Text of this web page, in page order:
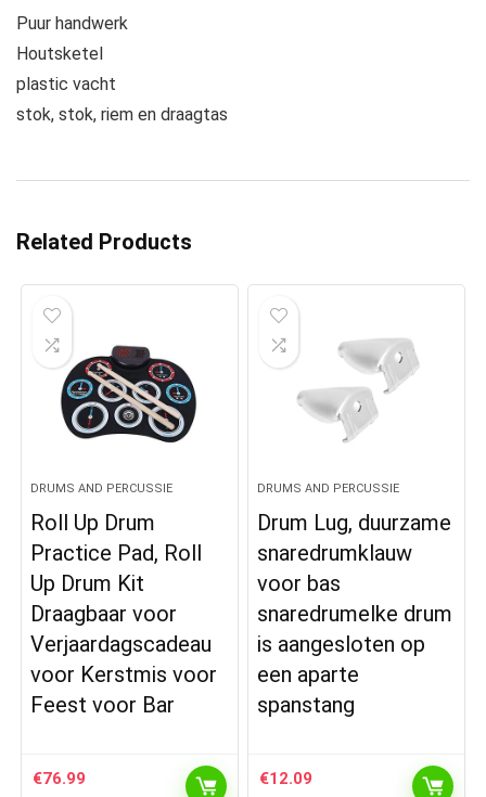
Puur handwerk
Houtsketel
plastic vacht
stok, stok, riem en draagtas
Related Products
DRUMS AND PERCUSSIE
Roll Up Drum
Practice Pad, Roll
Up Drum Kit
Draagbaar voor
Verjaardagscadeau
voor Kerstmis voor
Feest voor Bar
€76.99
DRUMS AND PERCUSSIE
Drum Lug, duurzame
snaredrumklauw
voor bas
snaredrumelke drum
is aangesloten op
een aparte
spanstang
€12.09